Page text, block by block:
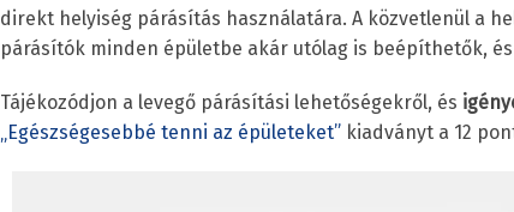
direkt helyiség párásítás használatára. A közvetlenül a
párásítók minden épületbe akár utólag is beépíthetők,
Tájékozódjon a levegő párásítási lehetőségekről, és
„Egészségesebbé tenni az épületeket” kiadványt a 12